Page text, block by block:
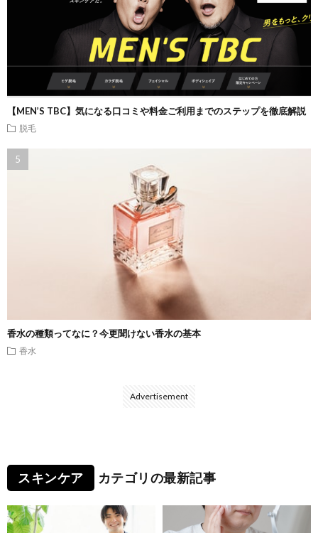
【MEN’S TBC】気になる口コミや料金ご利用までのステップを徹底解説
脱毛
香水の種類ってなに？今更聞けない香水の基本
香水
Advertisement
スキンケア カテゴリの最新記事